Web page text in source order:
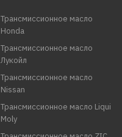
Трансмиссионное масло
Honda
Трансмиссионное масло
Лукойл
Трансмиссионное масло
Nissan
Трансмиссионное масло Liqui
Moly